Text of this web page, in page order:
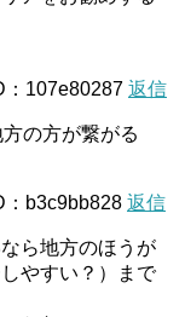
：107e80287 返信
の方が繋がる
：b3c9bb828 返信
ら地方のほうが
やすい？）まで